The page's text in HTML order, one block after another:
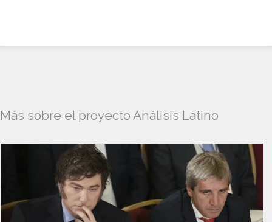
Más sobre el proyecto Análisis Latino